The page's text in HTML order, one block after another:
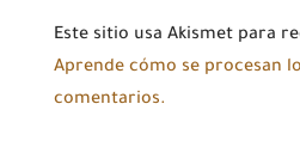
Este sitio usa Akismet para
Aprende cómo se procesan
comentarios.